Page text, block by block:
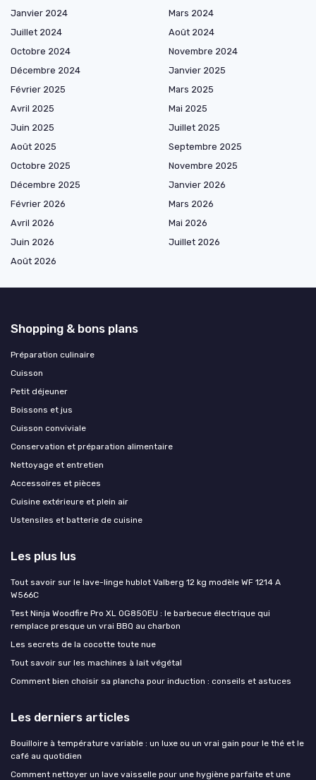
Janvier 2024
Mars 2024
Juillet 2024
Août 2024
Octobre 2024
Novembre 2024
Décembre 2024
Janvier 2025
Février 2025
Mars 2025
Avril 2025
Mai 2025
Juin 2025
Juillet 2025
Août 2025
Septembre 2025
Octobre 2025
Novembre 2025
Décembre 2025
Janvier 2026
Février 2026
Mars 2026
Avril 2026
Mai 2026
Juin 2026
Juillet 2026
Août 2026
Shopping & bons plans
Préparation culinaire
Cuisson
Petit déjeuner
Boissons et jus
Cuisson conviviale
Conservation et préparation alimentaire
Nettoyage et entretien
Accessoires et pièces
Cuisine extérieure et plein air
Ustensiles et batterie de cuisine
Les plus lus
Tout savoir sur le lave-linge hublot Valberg 12 kg modèle WF 1214 A
W566C
Test Ninja Woodfire Pro XL OG850EU : le barbecue électrique qui
remplace presque un vrai BBQ au charbon
Les secrets de la cocotte toute nue
Tout savoir sur les machines à lait végétal
Comment bien choisir sa plancha pour induction : conseils et astuces
Les derniers articles
Bouilloire à température variable : un luxe ou un vrai gain pour le thé et le
café au quotidien
Comment nettoyer un lave vaisselle pour une hygiène parfaite et une